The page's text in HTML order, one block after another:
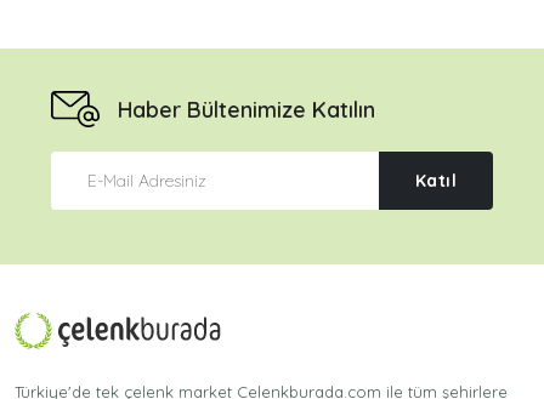
Haber Bültenimize Katılın
Katıl
Türkiye'de tek çelenk market Celenkburada.com ile tüm şehirlere